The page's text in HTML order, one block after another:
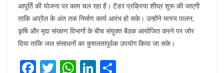
आपूर्ति की योजना पर काम चल रहा है। टेंडर प्रक्रिया शीघ्र शुरू की जाएगी
ताकि अप्रैल के अंत तक निर्माण कार्य आरंभ हो सके। उन्होंने मत्स्य पालन,
कृषि और मृदा संरक्षण विभागों के बीच संयुक्त बैठक आयोजित करने पर जोर
दिया ताकि जल संसाधनों का कुशलतापूर्वक उपयोग किया जा सके।
F T W Li